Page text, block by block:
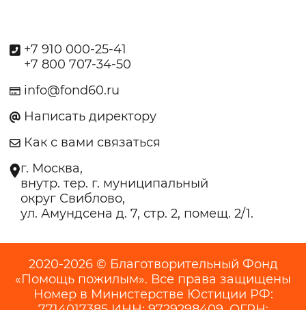
+7 910 000-25-41
+7 800 707-34-50
info@fond60.ru
Написать директору
Как с вами связаться
г. Москва,
внутр. тер. г. муниципальный
округ Свиблово,
ул. Амундсена д. 7, стр. 2, помещ. 2/1.
2020-2026 © Благотворительный Фонд
«Помощь пожилым». Все права защищены
Номер в Министерстве Юстиции РФ: